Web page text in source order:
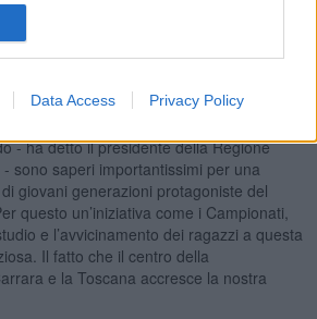
Data Access Privacy Policy
abitiamo, scoprire le caratteristiche di
- ha detto il presidente della Regione
sono saperi importantissimi per una
giovani generazioni protagoniste del
questo un’iniziativa come i Campionati,
e l’avvicinamento dei ragazzi a questa
Il fatto che il centro della
e la Toscana accresce la nostra